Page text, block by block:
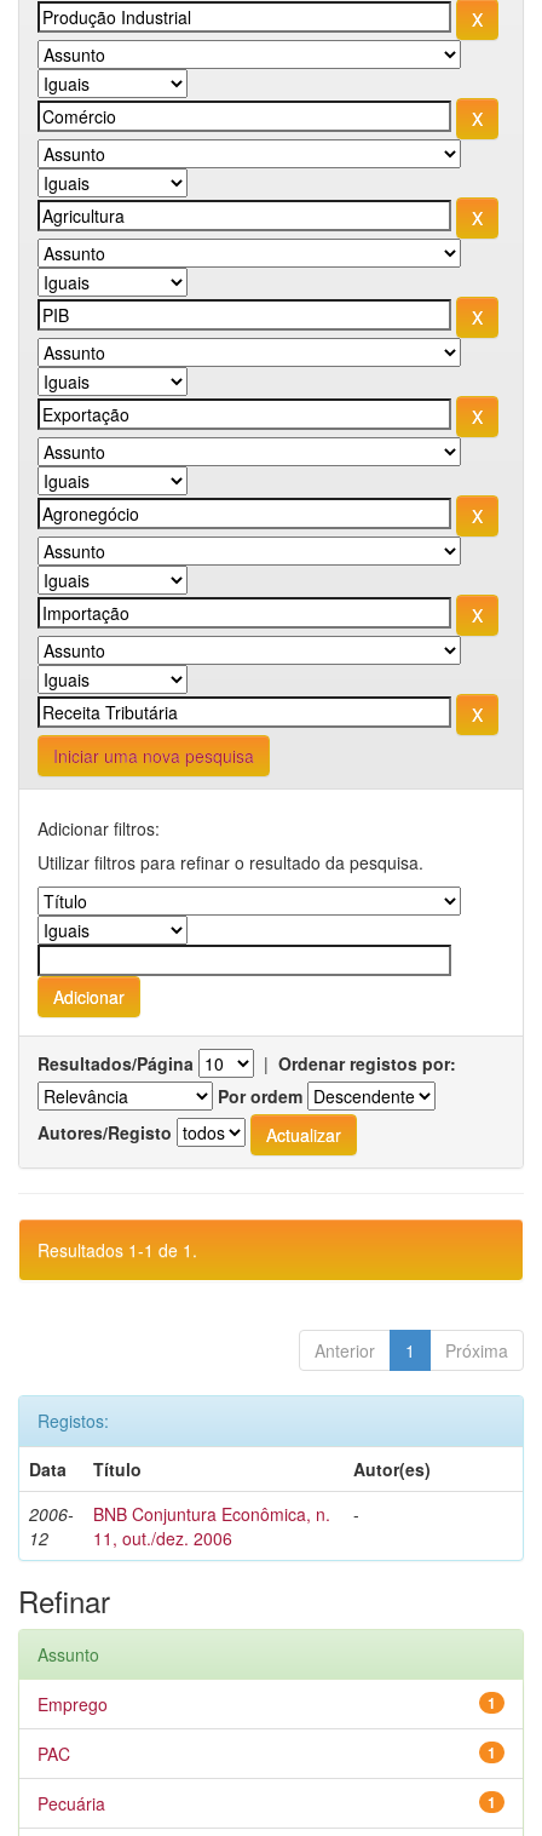
Iniciar uma nova pesquisa
Adicionar filtros:
Utilizar filtros para refinar o resultado da pesquisa.
Resultados/Página | Ordenar registos por:
Por ordem
Autores/Registo
Resultados 1-1 de 1.
Anterior 1 Próxima
Registos:
Data
Título
Autor(es)
2006-
12
BNB Conjuntura Econômica, n.
11, out./dez. 2006
-
Refinar
Assunto
1
Emprego
1
PAC
1
Pecuária